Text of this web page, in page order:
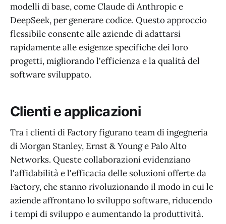
modelli di base, come Claude di Anthropic e
DeepSeek, per generare codice. Questo approccio
flessibile consente alle aziende di adattarsi
rapidamente alle esigenze specifiche dei loro
progetti, migliorando l'efficienza e la qualità del
software sviluppato.
Clienti e applicazioni
Tra i clienti di Factory figurano team di ingegneria
di Morgan Stanley, Ernst & Young e Palo Alto
Networks. Queste collaborazioni evidenziano
l'affidabilità e l'efficacia delle soluzioni offerte da
Factory, che stanno rivoluzionando il modo in cui le
aziende affrontano lo sviluppo software, riducendo
i tempi di sviluppo e aumentando la produttività.